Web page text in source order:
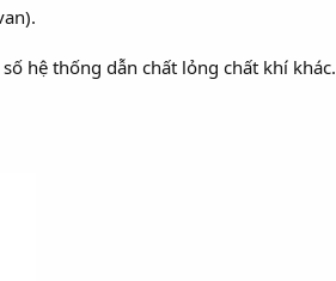
hệ thống dẫn chất lỏng chất khí khác.